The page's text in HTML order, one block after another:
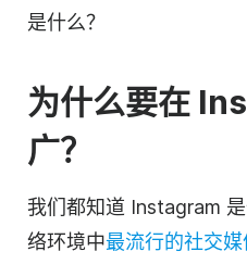
是什么？
为什么要在
广？
我们都知道 Instagram
络环境中最流行的社交媒